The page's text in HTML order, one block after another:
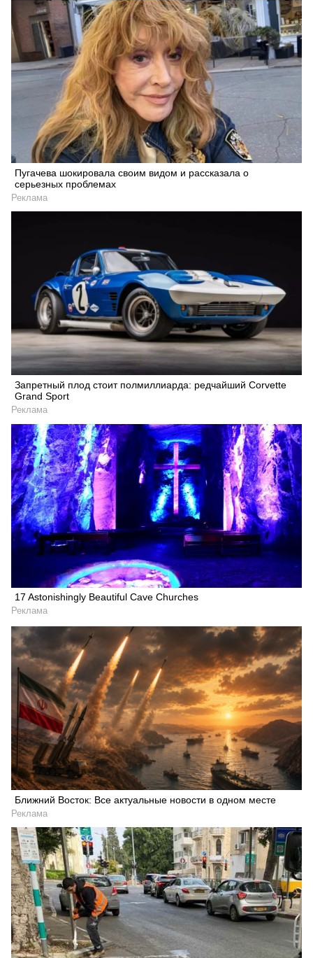
Пугачева шокировала своим видом и рассказала о
серьезных проблемах
Реклама
Запретный плод стоит полмиллиарда: редчайший Corvette
Grand Sport
Реклама
17 Astonishingly Beautiful Cave Churches
Реклама
Ближний Восток: Все актуальные новости в одном месте
Реклама